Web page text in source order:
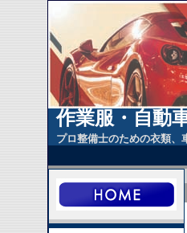
作業服・自動
プロ整備士のための衣類、